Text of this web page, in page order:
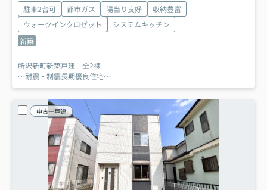
駐車2台可 都市ガス 陽当り良好
収納豊富
ウォークインクロゼット
システムキッチン
新築
所沢新町新築戸建 全2棟
～耐震・制震長期優良住宅～
中古一戸建